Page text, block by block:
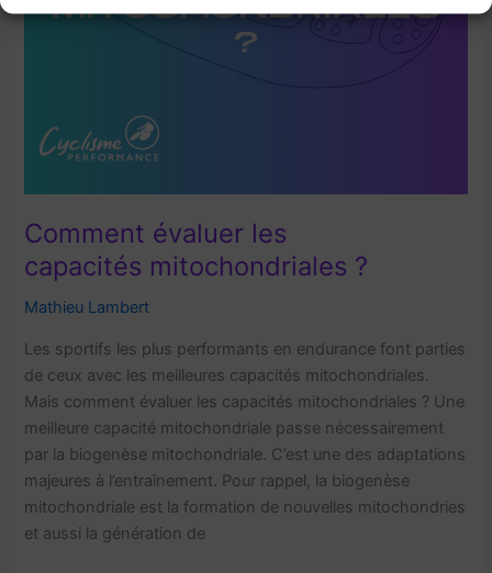
Comment évaluer les
capacités mitochondriales ?
Mathieu Lambert
Les sportifs les plus performants en endurance font parties
de ceux avec les meilleures capacités mitochondriales.
Mais comment évaluer les capacités mitochondriales ? Une
meilleure capacité mitochondriale passe nécessairement
par la biogenèse mitochondriale. C’est une des adaptations
majeures à l’entraînement. Pour rappel, la biogenèse
mitochondriale est la formation de nouvelles mitochondries
et aussi la génération de